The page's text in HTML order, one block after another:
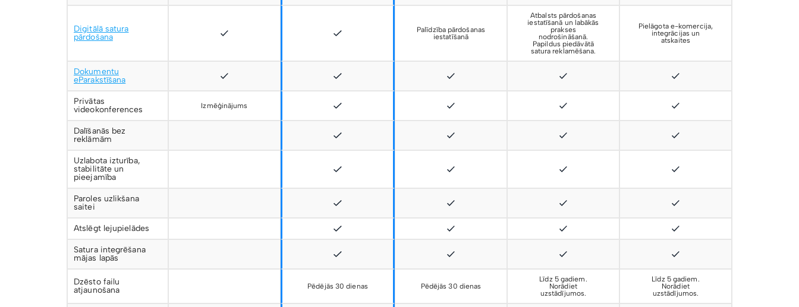
Digitālā satura
pārdošana
Palīdzība pārdošanas
iestatīšanā
Atbalsts pārdošanas
iestatīšanā un labākās
prakses
nodrošināšanā.
Papildus piedāvātā
satura reklamēšana.
Pielāgota e-komercija,
integrācijas un
atskaites
Dokumentu
eParakstīšana
Privātas
videokonferences
Izmēģinājums
Dalīšanās bez
reklāmām
Uzlabota izturība,
stabilitāte un
pieejamība
Paroles uzlikšana
saitei
Atslēgt lejupielādes
Satura integrēšana
mājas lapās
Dzēsto failu
atjaunošana
Pēdējās 30 dienas Pēdējās 30 dienas
Līdz 5 gadiem.
Norādiet
uzstādījumos.
Līdz 5 gadiem.
Norādiet
uzstādījumos.